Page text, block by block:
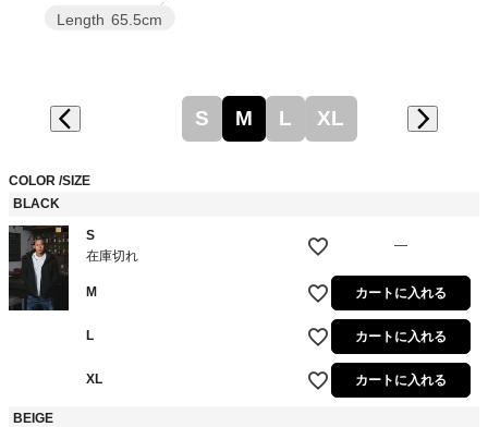
Length 65.5cm
S M L XL
COLOR SIZE
BLACK
S
在庫切れ
—
M カートに入れる
L カートに入れる
XL カートに入れる
BEIGE